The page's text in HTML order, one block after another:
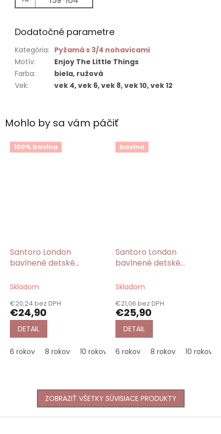
Mohlo by sa vám páčiť
100% bavlna
Santoro London
bavlnené detské
Things Nice/Gorjuss
Skladom
€20,24 bez DPH
€24,90
DETAIL
6 rokov 8 rokov 10 rokov
bavlna
Santoro London
bavlnené detské
Awareness/Gorjuss
Skladom
€21,06 bez DPH
€25,90
DETAIL
6 rokov 8 rokov 10 rokov
ZOBRAZIŤ VŠETKY SÚVISIACE PRODUKTY
Dodatočné parametre
Kategória: Pyžamá s 3/4 nohavicami
Motív:
Enjoy The Little Things
Farba:
biela, ružová
Vek: vek 4, vek 6, vek 8, vek 10, vek 12
Z